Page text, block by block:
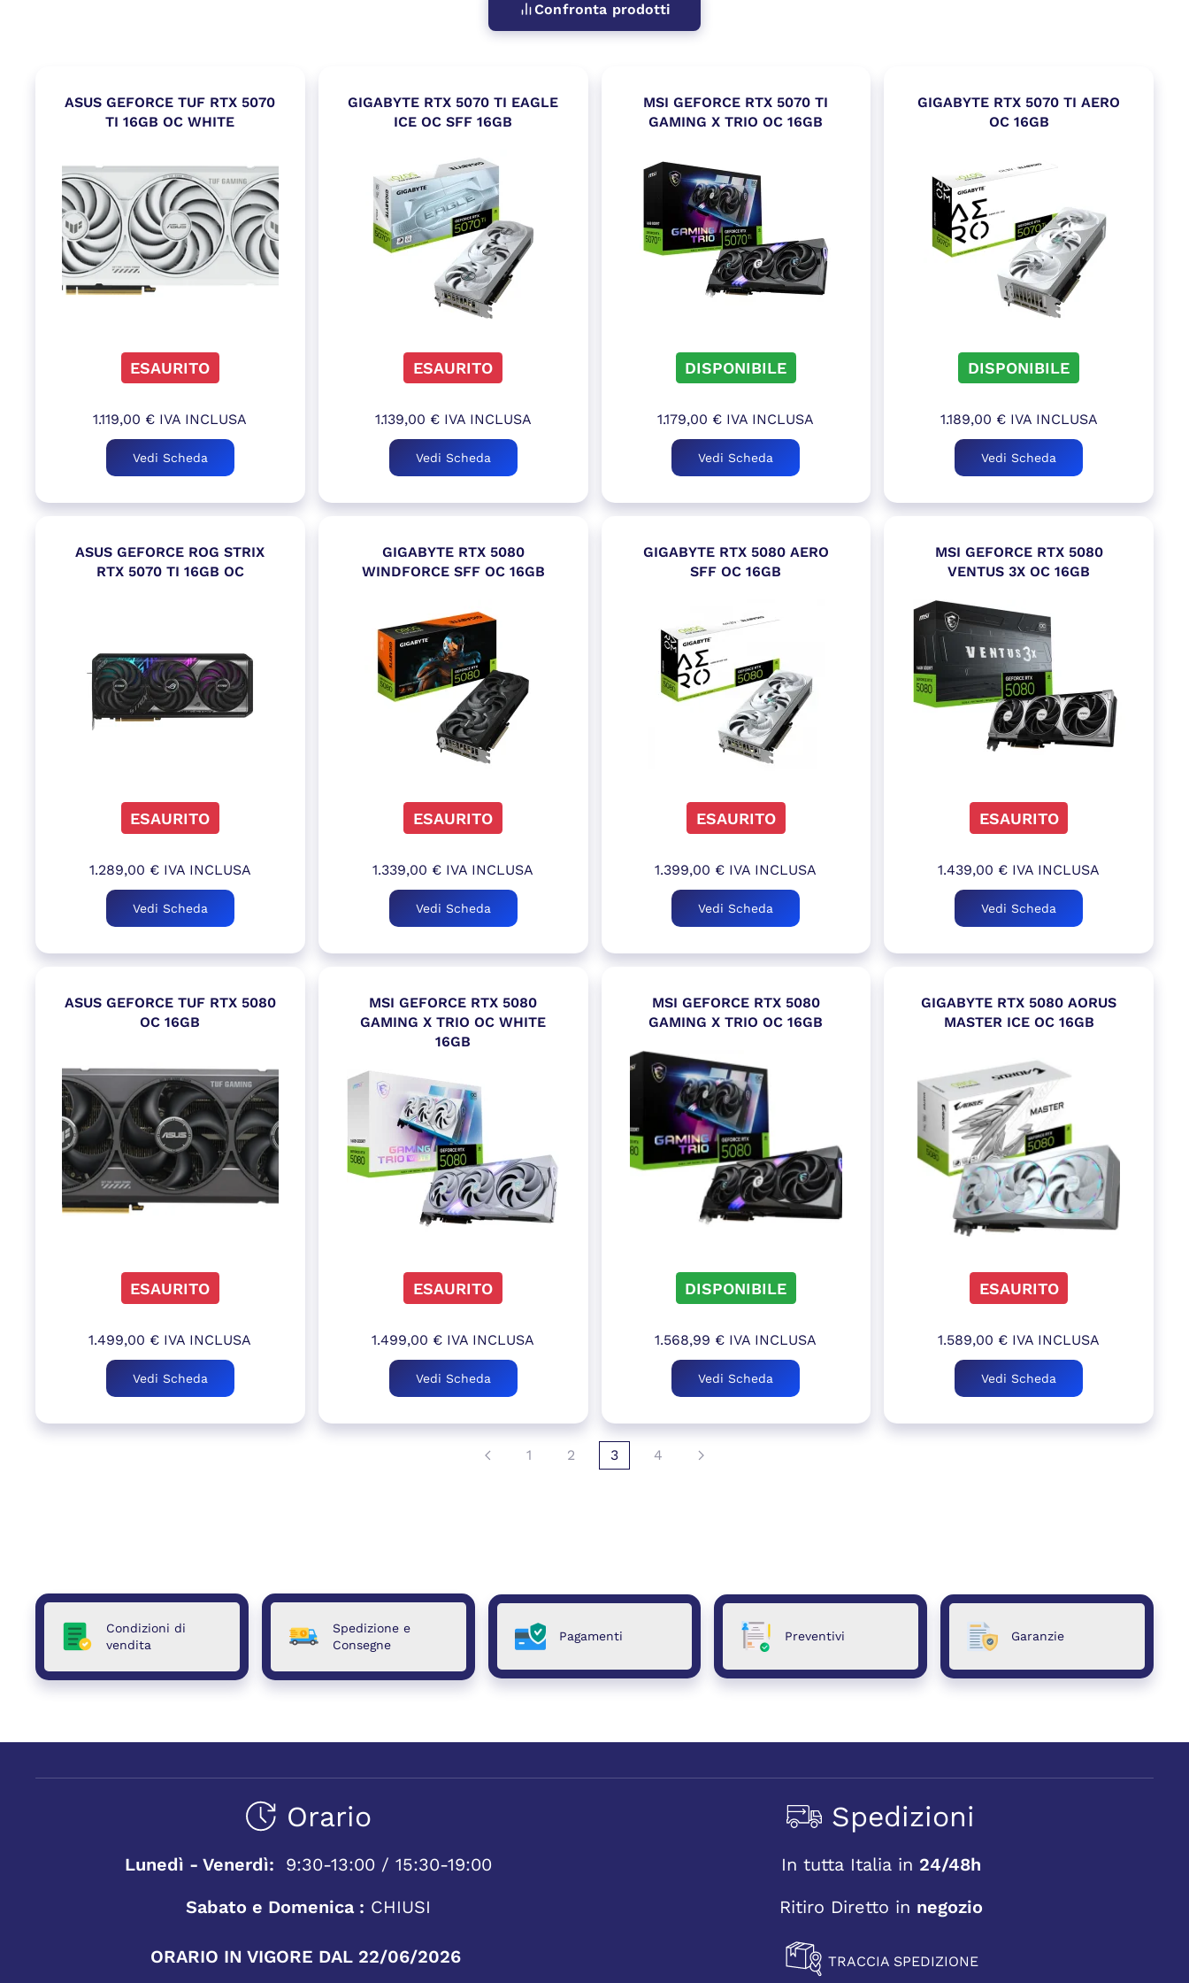
Confronta prodotti
ASUS GEFORCE TUF RTX 5070
TI 16GB OC WHITE
ESAURITO
1.119,00 € IVA INCLUSA
Vedi Scheda
GIGABYTE RTX 5070 TI EAGLE
ICE OC SFF 16GB
ESAURITO
1.139,00 €IVA INCLUSA
Vedi Scheda
MSI GEFORCE RTX 5070 TI
GAMING X TRIO OC 16GB
DISPONIBILE
1.179,00 € IVA INCLUSA
Vedi Scheda
GIGABYTE RTX 5070 TI AERO
OC 16GB
DISPONIBILE
1.189,00 €IVA INCLUSA
Vedi Scheda
ASUS GEFORCE ROG STRIX
RTX 5070 TI 16GB OC
ESAURITO
1.289,00 €IVA INCLUSA
Vedi Scheda
GIGABYTE RTX 5080
WINDFORCE SFF OC 16GB
ESAURITO
1.339,00 € IVA INCLUSA
Vedi Scheda
GIGABYTE RTX 5080 AERO
SFF OC 16GB
ESAURITO
1.399,00 € IVA INCLUSA
Vedi Scheda
MSI GEFORCE RTX 5080
VENTUS 3X OC 16GB
ESAURITO
1.439,00 € IVA INCLUSA
Vedi Scheda
ASUS GEFORCE TUF RTX 5080
OC 16GB
ESAURITO
1.499,00 € IVA INCLUSA
Vedi Scheda
MSI GEFORCE RTX 5080
GAMING X TRIO OC WHITE
16GB
ESAURITO
1.499,00 € IVA INCLUSA
Vedi Scheda
MSI GEFORCE RTX 5080
GAMING X TRIO OC 16GB
DISPONIBILE
1.568,99 € IVA INCLUSA
Vedi Scheda
GIGABYTE RTX 5080 AORUS
MASTER ICE OC 16GB
ESAURITO
1.589,00 € IVA INCLUSA
Vedi Scheda
1 2 3 4
Condizioni di
vendita
Spedizione e
Consegne
Pagamenti Preventivi Garanzie
Orario
Lunedì - Venerdì:
9:30-13:00 / 15:30-19:00
Sabato e Domenica : CHIUSI
ORARIO IN VIGORE DAL 22/06/2026
Spedizioni
In tutta Italia in 24/48h
Ritiro Diretto in negozio
TRACCIA SPEDIZIONE